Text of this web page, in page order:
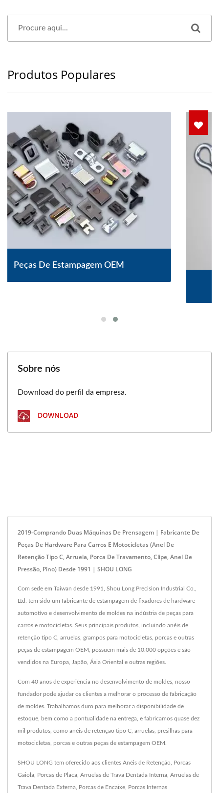
Produtos Populares
Sobre nós
Download do perfil da empresa.
DOWNLOAD
2019-Comprando Duas Máquinas De Prensagem | Fabricante De
Peças De Hardware Para Carros E Motocicletas (anel De
Retenção Tipo C, Arruela, Porca De Travamento, Clipe, Anel De
Pressão, Pino) Desde 1991 | SHOU LONG
Com sede em Taiwan desde 1991, Shou Long Precision Industrial Co.,
Ltd. tem sido um fabricante de estampagem de fixadores de hardware
automotivo e desenvolvimento de moldes na indústria de peças para
carros e motocicletas. Seus principais produtos, incluindo anéis de
retenção tipo C, arruelas, grampos para motocicletas, porcas e outras
peças de estampagem OEM, possuem mais de 10.000 opções e são
vendidos na Europa, Japão, Ásia Oriental e outras regiões.
Com 40 anos de experiência no desenvolvimento de moldes, nosso
fundador pode ajudar os clientes a melhorar o processo de fabricação
de moldes. Trabalhamos duro para melhorar a disponibilidade de
estoque, bem como a pontualidade na entrega, e fabricamos quase dez
mil produtos, como anéis de retenção tipo C, arruelas, presilhas para
motocicletas, porcas e outras peças de estampagem OEM.
SHOU LONG tem oferecido aos clientes Anéis de Retenção, Porcas
Gaiola, Porcas de Placa, Arruelas de Trava Dentada Interna, Arruelas de
Trava Dentada Externa, Porcas de Encaixe, Porcas Internas